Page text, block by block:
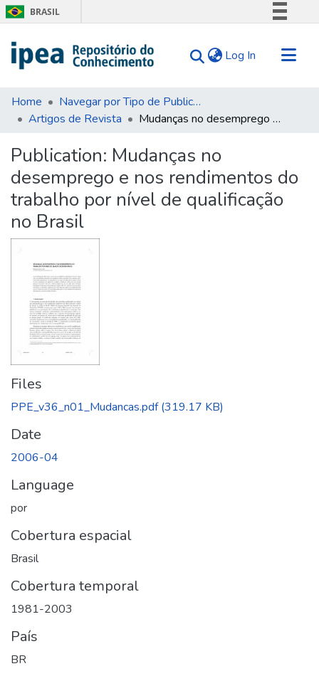
BRASIL
Comunica BR
Acesso à informação
Legislação
Log In (current)
Communities & Collections
Search for
Statistics
Tips
About Us
Home
Navegar por Tipo de Publicação
Artigos de Revista
Mudanças no desemprego e nos rendimentos do trabalho por nível de qualificação no Brasil
Publication: Mudanças no
desemprego e nos rendimentos do
trabalho por nível de qualificação
no Brasil
Files
PPE_v36_n01_Mudancas.pdf(319.17 KB)
Date
2006-04
Language
por
Cobertura espacial
Brasil
Cobertura temporal
1981-2003
País
BR